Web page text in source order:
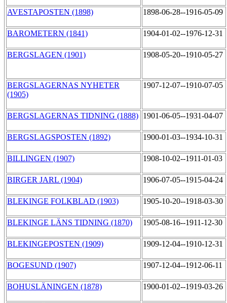
AVESTAPOSTEN (1898) 1898-06-28--1916-05-09
BAROMETERN (1841) 1904-01-02--1976-12-31
BERGSLAGEN (1901) 1908-05-20--1910-05-27
BERGSLAGERNAS NYHETER
(1905)
1907-12-07--1910-07-05
BERGSLAGERNAS TIDNING (1888) 1901-06-05--1931-04-07
BERGSLAGSPOSTEN (1892) 1900-01-03--1934-10-31
BILLINGEN (1907) 1908-10-02--1911-01-03
BIRGER JARL (1904) 1906-07-05--1915-04-24
BLEKINGE FOLKBLAD (1903) 1905-10-20--1918-03-30
BLEKINGE LÄNS TIDNING (1870) 1905-08-16--1911-12-30
BLEKINGEPOSTEN (1909) 1909-12-04--1910-12-31
BOGESUND (1907) 1907-12-04--1912-06-11
BOHUSLÄNINGEN (1878) 1900-01-02--1919-03-26